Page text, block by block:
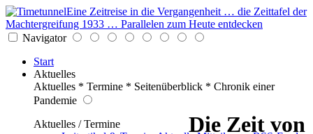
Eine Zeitreise in die Vergangenheit … die Zeittafel der
Machtergreifung 1933 … Parallelen zum Heute entdecken
Navigator
Start
Aktuelles
Aktuelles * Termine * Seitenüberblick * Chronik einer
Pandemie
Aktuelles / Termine
Die Zeit von